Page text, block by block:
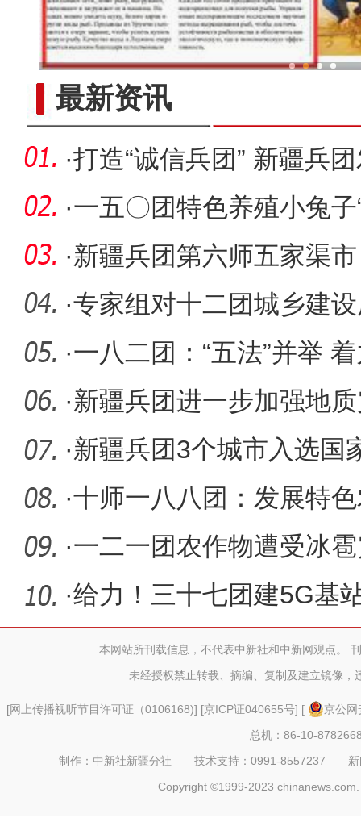
最新资讯
·打造“诚信兵团” 新疆兵
办法
·一五〇团特色养殖小兔子
·新疆兵团第六师五家渠
燃夏日激
·专家组对十二团城乡建
土地复垦
·一八二团：“五法”并举
·新疆兵团进一步加强地
灾害隐患
·新疆兵团3个城市入选国
城市创建
·十师一八八团：发展特
·一二一团农作物遭受冰
·给力！三十七团建5G基
本网站所刊载信息，不代表中新社和中新网观点。
未经授权禁止转载、摘编、复制及建立镜像，
[网上传播视听节目许可证（0106168)] [京ICP证040655号] [
京公
总机：86-10-
制作：中新社新疆分社 技术支持：0991-8557237
Copyright ©1999-2023